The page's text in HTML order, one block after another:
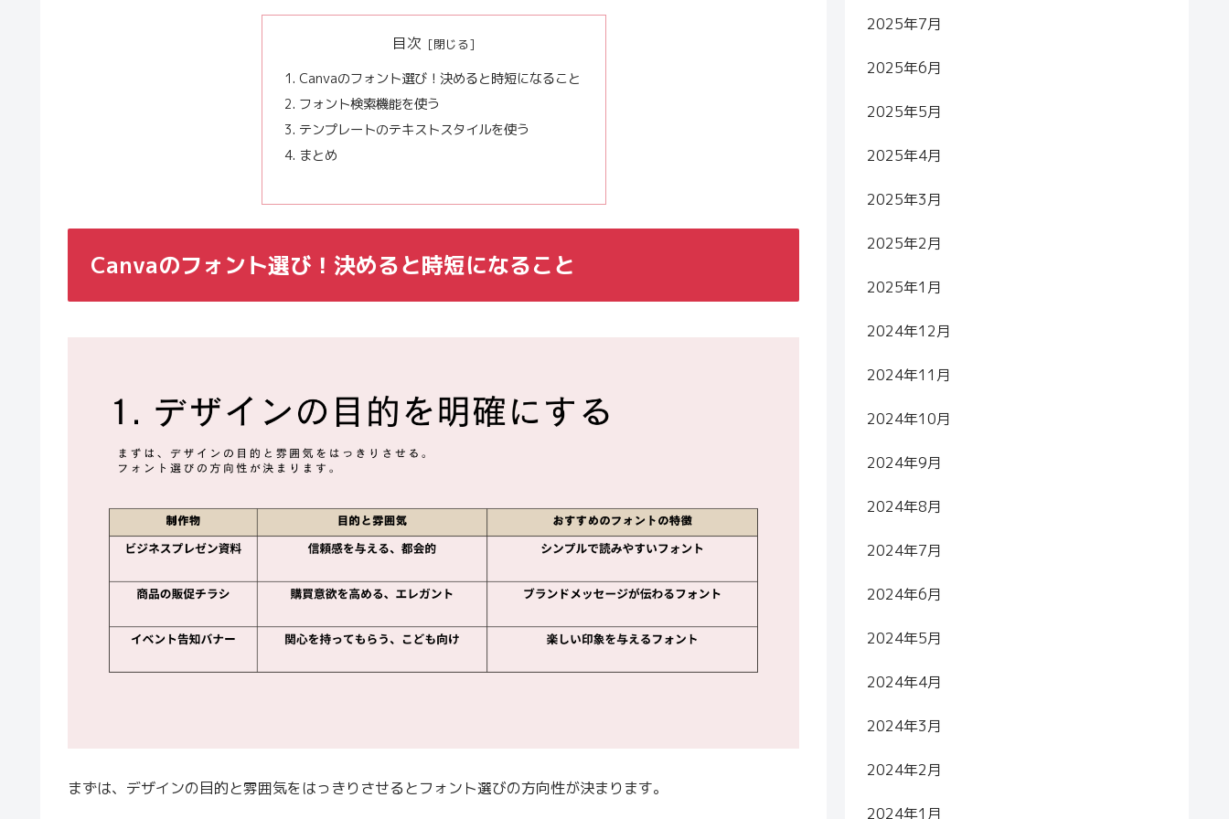
目次
Canvaのフォント選び！決めると時短になること
フォント検索機能を使う
テンプレートのテキストスタイルを使う
まとめ
Canvaのフォント選び！決めると時短になること
まずは、デザインの目的と雰囲気をはっきりさせるとフォント選びの方向性が決まります。
2025年7月
2025年6月
2025年5月
2025年4月
2025年3月
2025年2月
2025年1月
2024年12月
2024年11月
2024年10月
2024年9月
2024年8月
2024年7月
2024年6月
2024年5月
2024年4月
2024年3月
2024年2月
2024年1月